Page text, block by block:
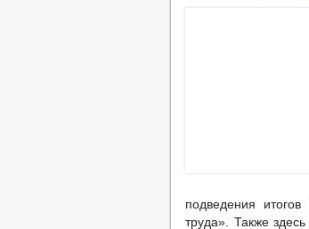
подведения
труда». Также